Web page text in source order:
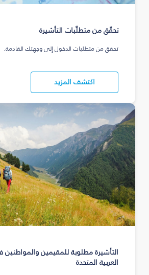
تحقّق من متطلّبات التأشيرة
تحقق من متطلبات الدخول إلى وجهتك القادمة.
اكتشف المزيد
التأشيرة مطلوبة للمقيمين والمواطنين
العربية المتحدة